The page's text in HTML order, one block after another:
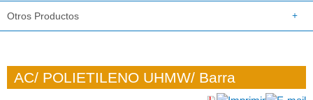
Otros Productos
AC/ POLIETILENO UHMW/ Barra